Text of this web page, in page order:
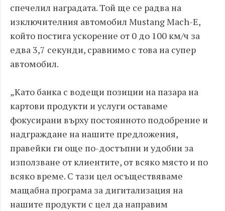
спечелил наградата. Той ще се радва на
изключителния автомобил Mustang Mach-E,
който постига ускорение от 0 до 100 км/ч за
едва 3,7 секунди, сравнимо с това на супер
автомобил.
„Като банка с водещи позиции на пазара на
картови продукти и услуги оставаме
фокусирани върху постоянното подобрение и
надграждане на нашите предложения,
правейки ги още по-достъпни и удобни за
използване от клиeнтите, от всяко място и по
всяко време. С тази цел осъществяваме
мащабна програма за дигитализация на
нашите продукти с цел да направим